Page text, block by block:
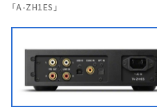
「A-ZH1ES」